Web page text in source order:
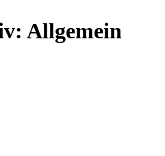
Allgemein